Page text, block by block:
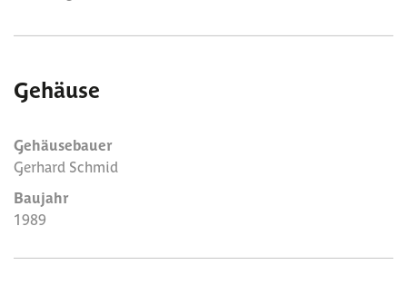
Gehäuse
Gehäusebauer
Gerhard Schmid
Baujahr
1989